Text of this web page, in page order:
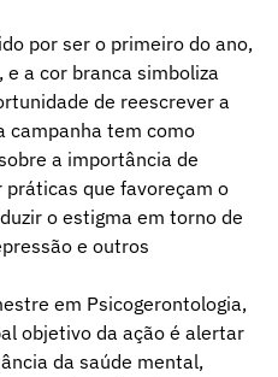
por ser o primeiro do ano,
a cor branca simboliza
de reescrever a
campanha tem como
a importância de
que favoreçam o
o estigma em torno de
e outros
em Psicogerontologia,
objetivo da ação é alertar
da saúde mental,